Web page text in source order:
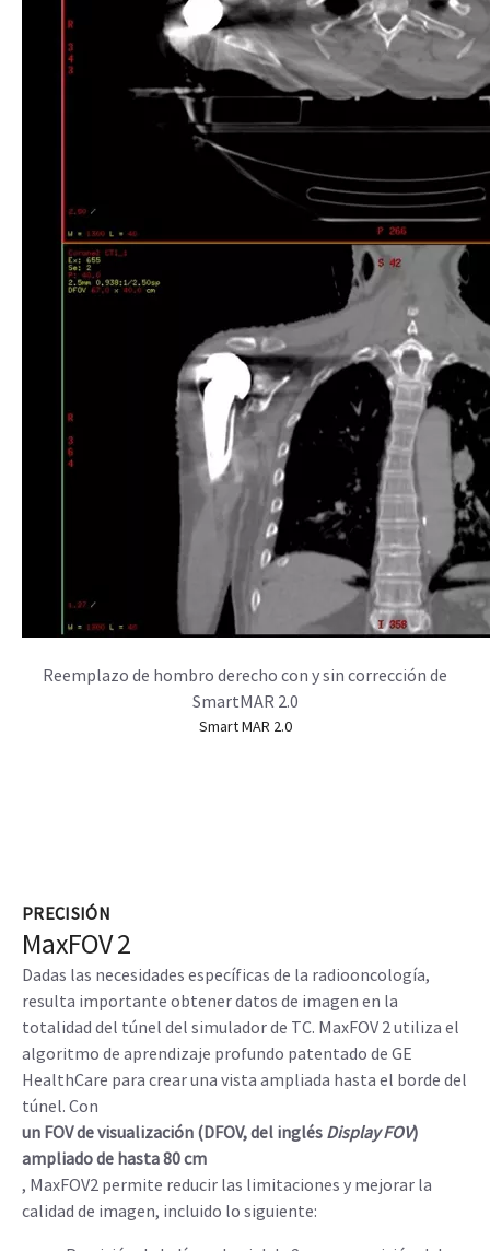
Reemplazo de hombro derecho con y sin corrección de
SmartMAR 2.0
Smart MAR 2.0
PRECISIÓN
MaxFOV 2
Dadas las necesidades específicas de la radiooncología,
resulta importante obtener datos de imagen en la
totalidad del túnel del simulador de TC. MaxFOV 2 utiliza el
algoritmo de aprendizaje profundo patentado de GE
HealthCare para crear una vista ampliada hasta el borde del
túnel. Con
un FOV de visualización (DFOV, del inglés Display FOV)
ampliado de hasta 80 cm
, MaxFOV2 permite reducir las limitaciones y mejorar la
calidad de imagen, incluido lo siguiente: